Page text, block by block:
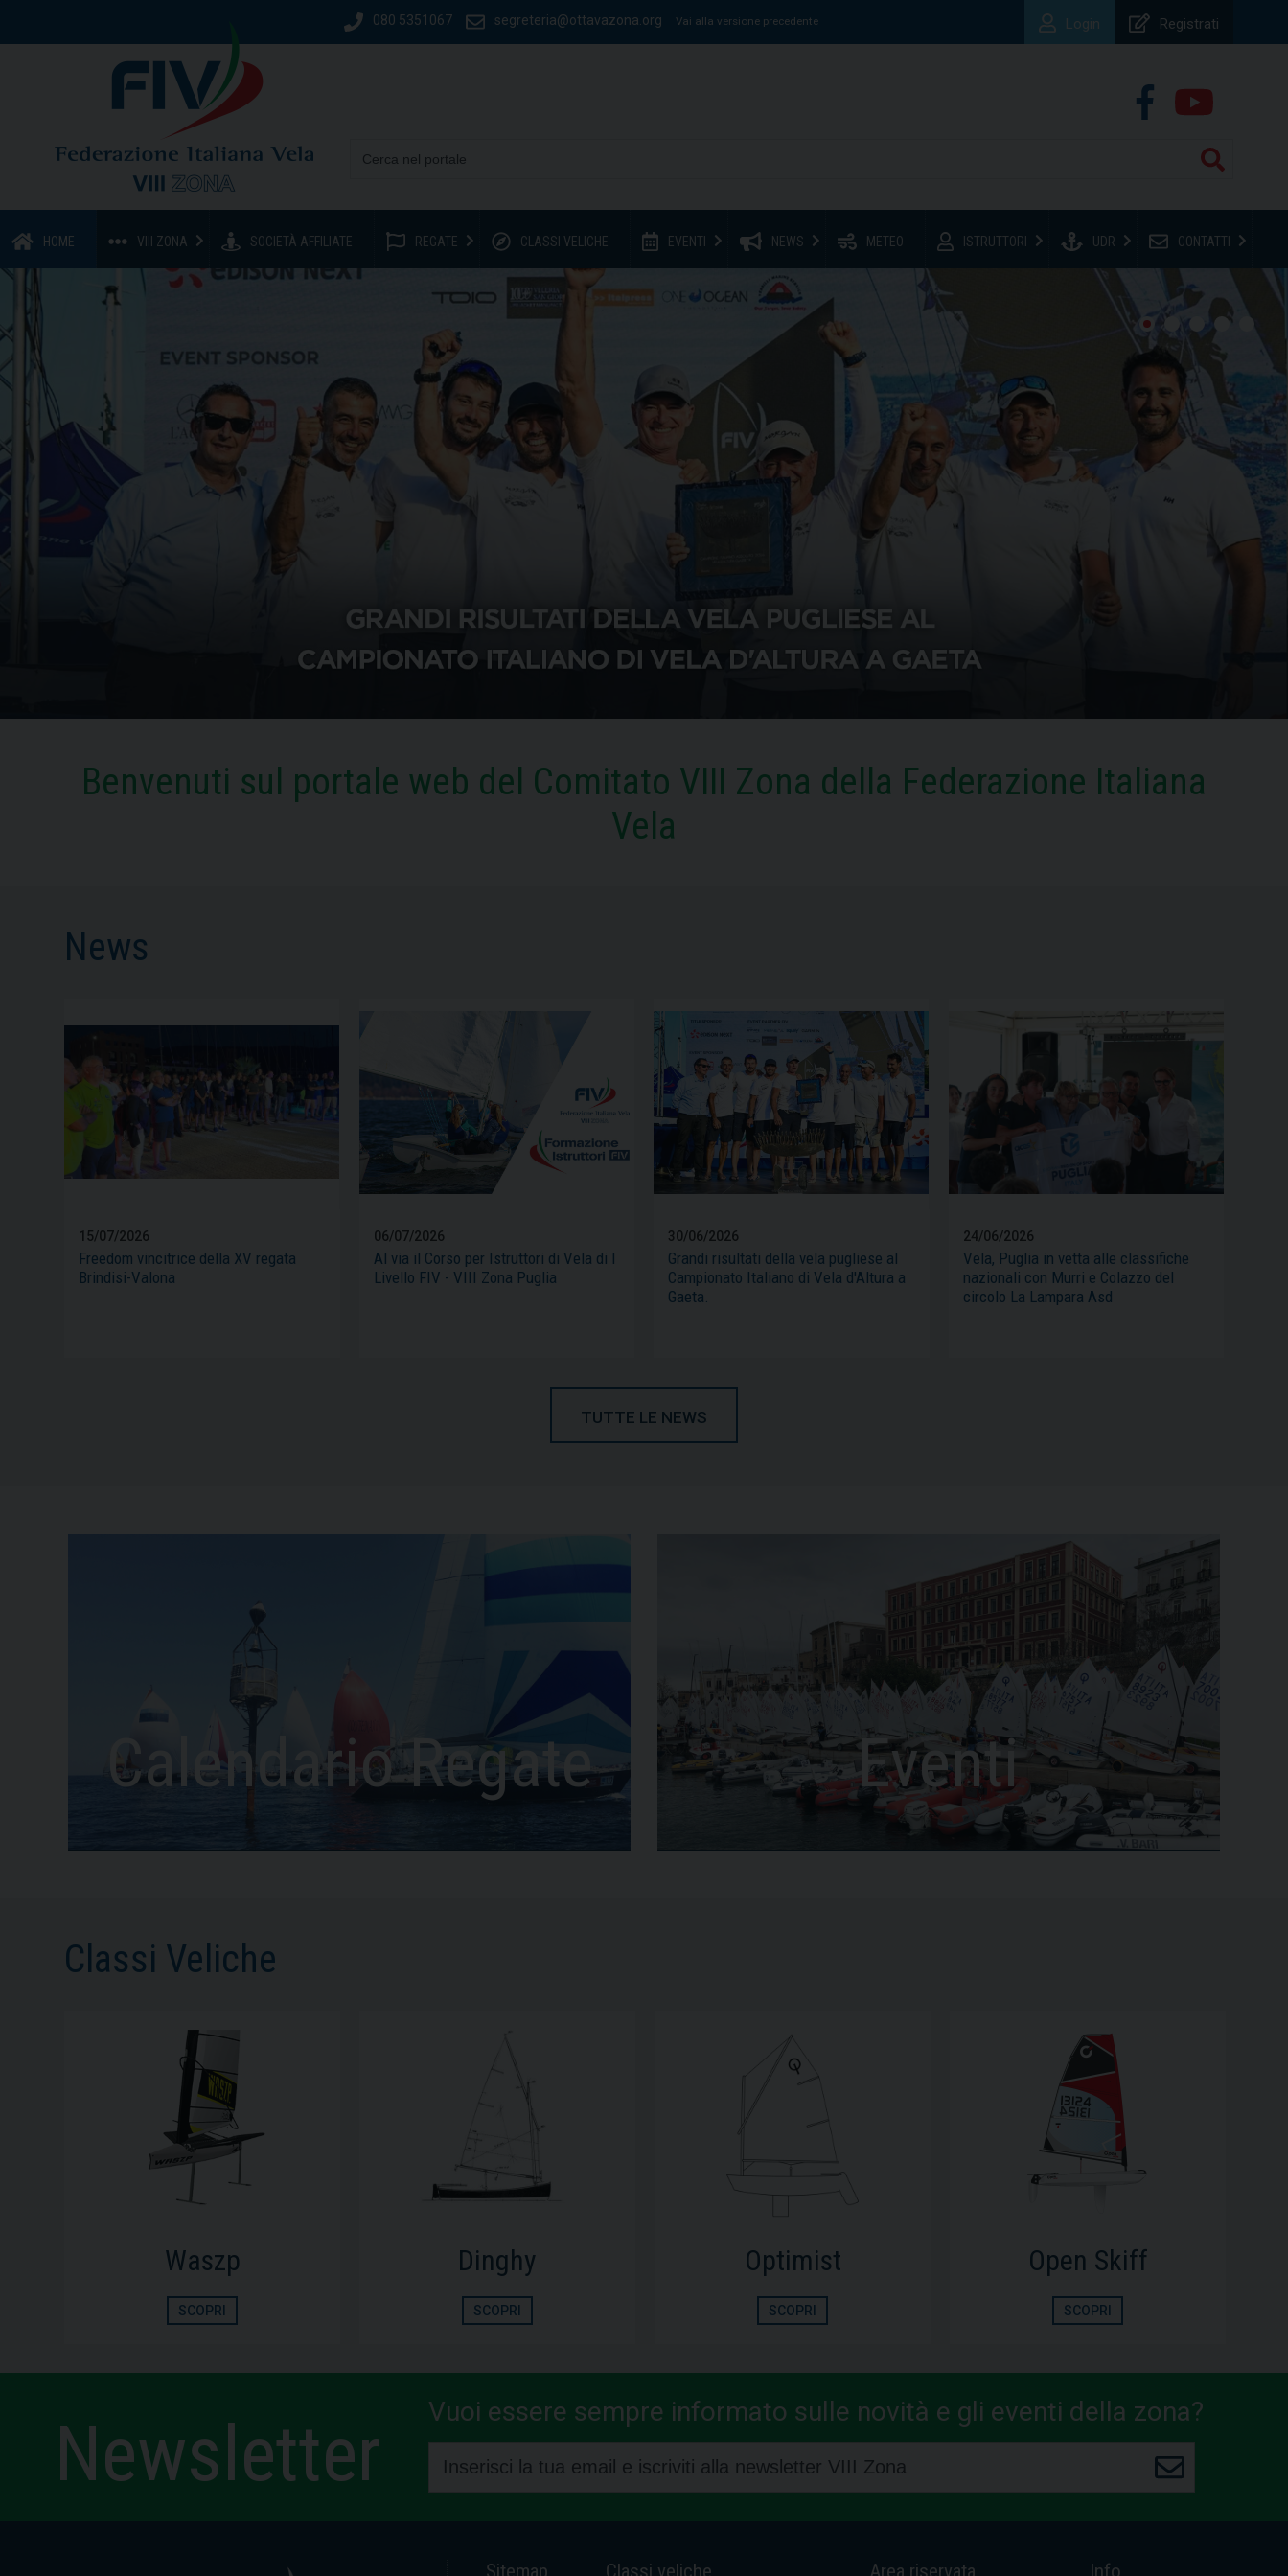
080 5351067 segreteria@ottavazona.org Vai alla versione precedente Registrati
Login
HOME VIII ZONA SOCIETÀ AFFILIATE REGATE CLASSI VELICHE EVENTI NEWS METEO ISTRUTTORI UDR CONTATTI
Benvenuti sul portale web del Comitato VIII Zona della Federazione Italiana
Vela
News
15/07/2026
Freedom vincitrice della XV regata
Brindisi-Valona
06/07/2026
Al via il Corso per Istruttori di Vela di I
Livello FIV - VIII Zona Puglia
30/06/2026
Grandi risultati della vela pugliese al
Campionato Italiano di Vela d'Altura a
Gaeta.
24/06/2026
Vela, Puglia in vetta alle classifiche
nazionali con Murri e Colazzo del
circolo La Lampara Asd
TUTTE LE NEWS
Calendario Regate Eventi
Classi Veliche
Dinghy
SCOPRI
Optimist
SCOPRI
Open Skiff
SCOPRI
Ilca
SCOPRI
Newsletter Vuoi essere sempre informato sulle novità e gli eventi della zona?
Sitemap Classi veliche Area riservata Info